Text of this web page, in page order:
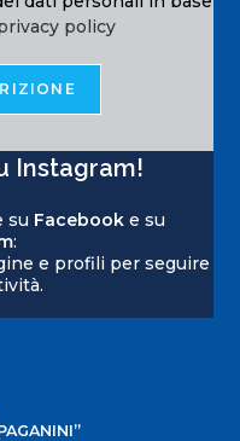
policy
Instagram!
su Facebook e su
:
e profili per seguire